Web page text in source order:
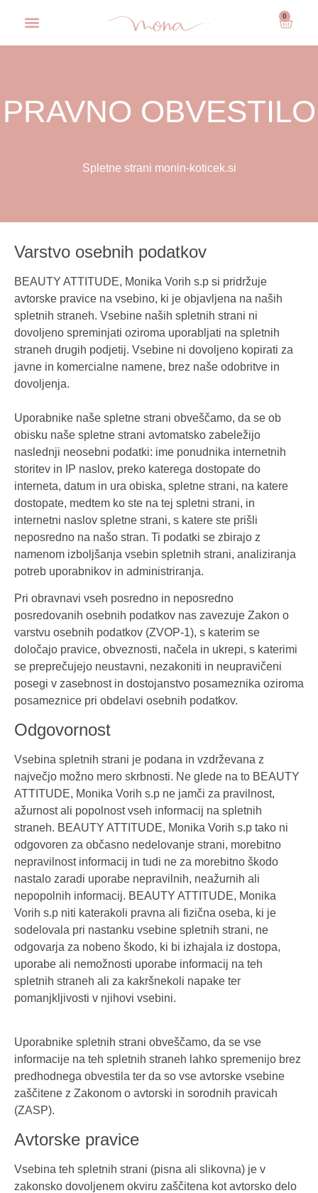
0
PRAVNO OBVESTILO
Spletne strani monin-koticek.si
Varstvo osebnih podatkov
BEAUTY ATTITUDE, Monika Vorih s.p si pridržuje
avtorske pravice na vsebino, ki je objavljena na naših
spletnih straneh. Vsebine naših spletnih strani ni
dovoljeno spreminjati oziroma uporabljati na spletnih
straneh drugih podjetij. Vsebine ni dovoljeno kopirati za
javne in komercialne namene, brez naše odobritve in
dovoljenja.
Uporabnike naše spletne strani obveščamo, da se ob
obisku naše spletne strani avtomatsko zabeležijo
naslednji neosebni podatki: ime ponudnika internetnih
storitev in IP naslov, preko katerega dostopate do
interneta, datum in ura obiska, spletne strani, na katere
dostopate, medtem ko ste na tej spletni strani, in
internetni naslov spletne strani, s katere ste prišli
neposredno na našo stran. Ti podatki se zbirajo z
namenom izboljšanja vsebin spletnih strani, analiziranja
potreb uporabnikov in administriranja.
Pri obravnavi vseh posredno in neposredno
posredovanih osebnih podatkov nas zavezuje Zakon o
varstvu osebnih podatkov (ZVOP-1), s katerim se
določajo pravice, obveznosti, načela in ukrepi, s katerimi
se preprečujejo neustavni, nezakoniti in neupravičeni
posegi v zasebnost in dostojanstvo posameznika oziroma
posameznice pri obdelavi osebnih podatkov.
Odgovornost
Vsebina spletnih strani je podana in vzdrževana z
največjo možno mero skrbnosti. Ne glede na to BEAUTY
ATTITUDE, Monika Vorih s.p ne jamči za pravilnost,
ažurnost ali popolnost vseh informacij na spletnih
straneh. BEAUTY ATTITUDE, Monika Vorih s.p tako ni
odgovoren za občasno nedelovanje strani, morebitno
nepravilnost informacij in tudi ne za morebitno škodo
nastalo zaradi uporabe nepravilnih, neažurnih ali
nepopolnih informacij. BEAUTY ATTITUDE, Monika
Vorih s.p niti katerakoli pravna ali fizična oseba, ki je
sodelovala pri nastanku vsebine spletnih strani, ne
odgovarja za nobeno škodo, ki bi izhajala iz dostopa,
uporabe ali nemožnosti uporabe informacij na teh
spletnih straneh ali za kakršnekoli napake ter
pomanjkljivosti v njihovi vsebini.
Uporabnike spletnih strani obveščamo, da se vse
informacije na teh spletnih straneh lahko spremenijo brez
predhodnega obvestila ter da so vse avtorske vsebine
zaščitene z Zakonom o avtorski in sorodnih pravicah
(ZASP).
Avtorske pravice
Vsebina teh spletnih strani (pisna ali slikovna) je v
zakonsko dovoljenem okviru zaščitena kot avtorsko delo